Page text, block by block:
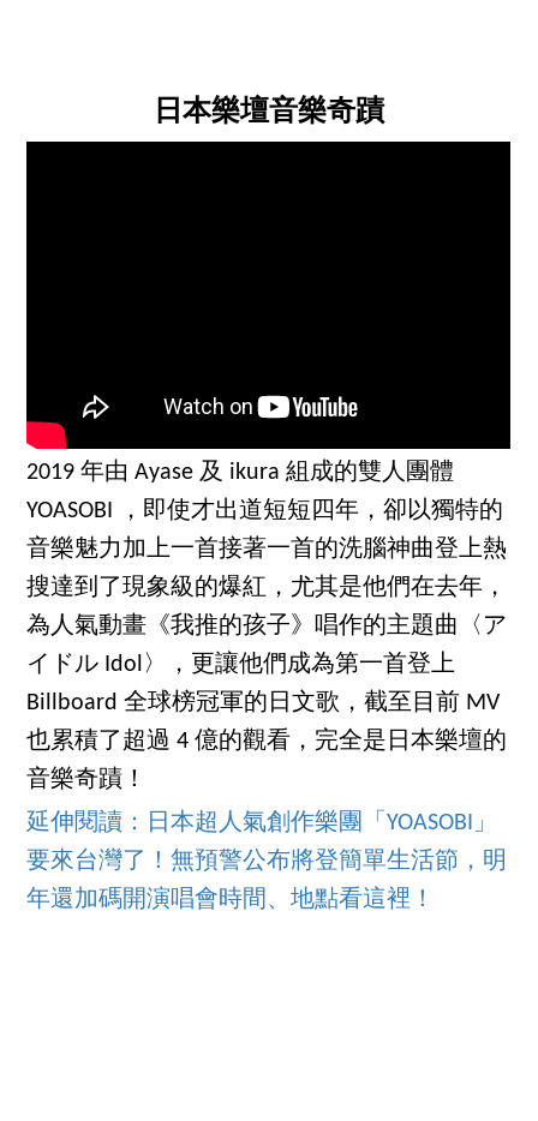
日本樂壇音樂奇蹟
2019 年由 Ayase 及 ikura 組成的雙人團體
YOASOBI ，即使才出道短短四年，卻以獨特的
音樂魅力加上一首接著一首的洗腦神曲登上熱
搜達到了現象級的爆紅，尤其是他們在去年，
為人氣動畫《我推的孩子》唱作的主題曲〈ア
イドル Idol〉，更讓他們成為第一首登上
Billboard 全球榜冠軍的日文歌，截至目前 MV
也累積了超過 4 億的觀看，完全是日本樂壇的
音樂奇蹟！
延伸閱讀：日本超人氣創作樂團「YOASOBI」
要來台灣了！無預警公布將登簡單生活節，明
年還加碼開演唱會時間、地點看這裡！